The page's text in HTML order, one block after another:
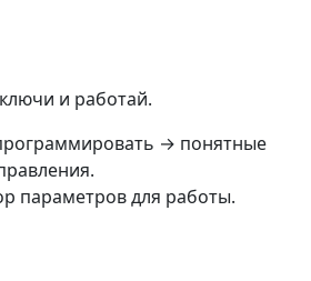
и работай.
→ понятные
параметров для работы.